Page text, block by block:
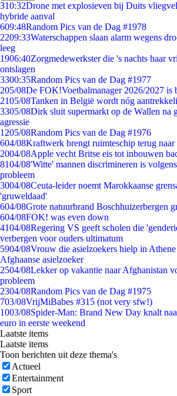
310:32Drone met explosieven bij Duits
hybride aanval
609:48Random Pics van de Dag #1978
2209:33Waterschappen slaan alarm wegens
leeg
1906:40Zorgmedewerkster die 's nachts haar
ontslagen
3300:35Random Pics van de Dag #1977
205/08De FOK!Voetbalmanager 2026/2027 is
2105/08Tanken in België wordt nóg
3305/08Dirk sluit supermarkt op de Wallen na
agressie
1205/08Random Pics van de Dag #1976
604/08Kraftwerk brengt ruimteschip terug
2004/08Apple vecht Britse eis tot inbouwen
8104/08'Witte' mannen discrimineren is
probleem
3004/08Ceuta-leider noemt Marokkaanse
'gruweldaad'
604/08Grote natuurbrand Boschhuizerbergen
604/08FOK! was even down
4104/08Regering VS geeft scholen die
verbergen voor ouders ultimatum
5904/08Vrouw die asielzoekers hielp in
Afghaanse asielzoeker
2504/08Lekker op vakantie naar Afghanistan
probleem
2304/08Random Pics van de Dag #1975
703/08VrijMiBabes #315 (not very sfw!)
1003/08Spider-Man: Brand New Day knalt
euro in eerste weekend
Laatste items
Laatste items
Toon berichten uit deze thema's
Actueel
Entertainment
Sport